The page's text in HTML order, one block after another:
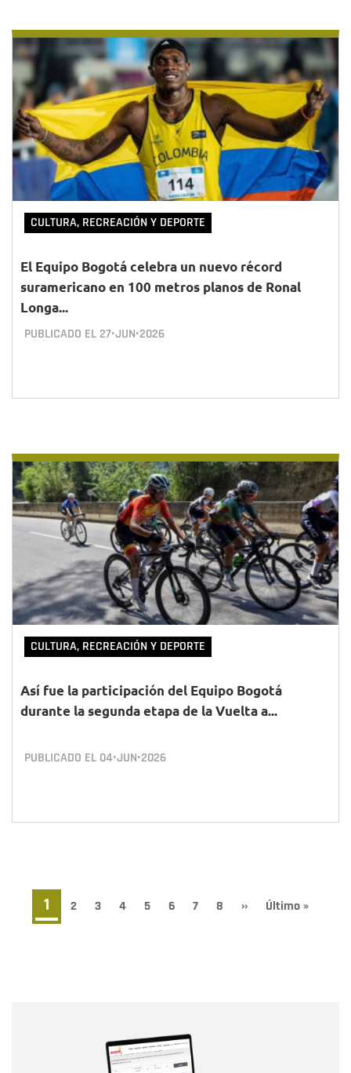
CULTURA, RECREACIÓN Y DEPORTE
El Equipo Bogotá celebra un nuevo récord
suramericano en 100 metros planos de Ronal
Longa...
PUBLICADO EL 27•JUN•2026
CULTURA, RECREACIÓN Y DEPORTE
Así fue la participación del Equipo Bogotá
durante la segunda etapa de la Vuelta a...
PUBLICADO EL 04•JUN•2026
Paginación
Página
actual
1 Page
2 Page
3 Page
4 Page
5 Page
6 Page
7 Page
8
Siguiente
››
Última
Último »